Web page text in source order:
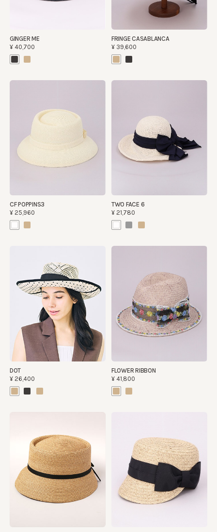
GINGER ME
¥40,700
FRINGE CASABLANCA
¥39,600
CF POPPINS3
¥25,960
TWO FACE 6
¥21,780
DOT
¥26,400
FLOWER RIBBON
¥41,800